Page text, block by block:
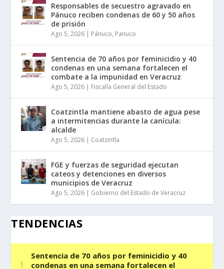
Responsables de secuestro agravado en
Pánuco reciben condenas de 60 y 50 años
de prisión
Ago 5, 2026 | Pánuco, Panuco
Sentencia de 70 años por feminicidio y 40
condenas en una semana fortalecen el
combate a la impunidad en Veracruz
Ago 5, 2026 | Fiscalía General del Estado
Coatzintla mantiene abasto de agua pese
a intermitencias durante la canícula:
alcalde
Ago 5, 2026 | Coatzintla
FGE y fuerzas de seguridad ejecutan
cateos y detenciones en diversos
municipios de Veracruz
Ago 5, 2026 | Gobierno del Estado de Veracruz
TENDENCIAS